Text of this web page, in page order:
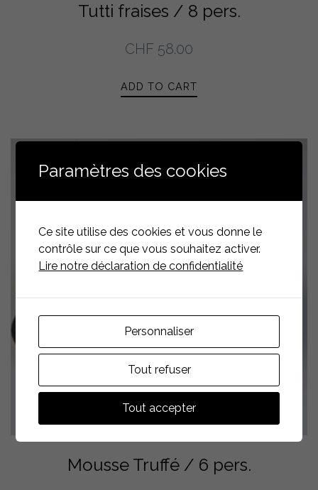
Tutti fraises / 8 pers.
CHF 58.00
ADD TO CART
Mousse Truffé / 6 pers.
Paramètres des cookies
Ce site utilise des cookies et vous donne le
contrôle sur ce que vous souhaitez activer.
Lire notre déclaration de confidentialité
Personnaliser
Tout refuser
Tout accepter